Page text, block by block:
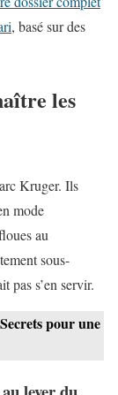
, basé sur des
les
Kruger. Ils
mode
au
sous-
pas s’en servir.
pour une